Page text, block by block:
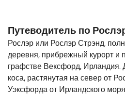
Путеводитель по
Рослэр или Рослэр Стрэнд,
деревня, прибрежный курорт и
графстве Вексфорд, Ирландия.
коса, растянутая на север от
Уэксфорда от Ирландского